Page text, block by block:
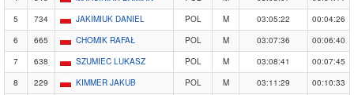
5
734 JAKIMIUK DANIEL POL M 03:05:22
00:04:26
6
665 CHOMIK RAFAŁ POL M 03:07:36
00:06:40
7
638 SZUMIEC LUKASZ POL M 03:08:41
00:07:45
8
229 KIMMER JAKUB POL M 03:11:29
00:10:33